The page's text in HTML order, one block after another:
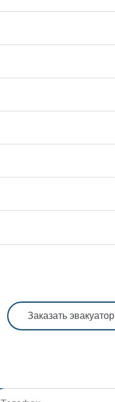
Заказать эвакуатор